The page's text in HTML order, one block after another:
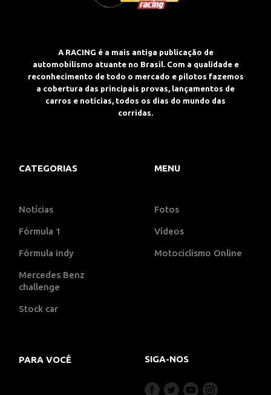
A RACING é a mais antiga publicação de
automobilismo atuante no Brasil. Com a qualidade e
reconhecimento de todo o mercado e pilotos fazemos
a cobertura das principais provas, lançamentos de
carros e notícias, todos os dias do mundo das
corridas.
CATEGORIAS
Notícias
Fórmula 1
Fórmula indy
Mercedes Benz
challenge
Stock car
MENU
Fotos
Vídeos
Motociclismo Online
PARA VOCÊ SIGA-NOS